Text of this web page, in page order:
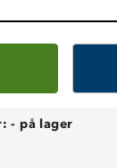
- på lager